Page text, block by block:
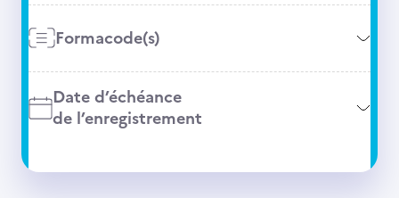
Formacode(s)
Date d’échéance
de l’enregistrement